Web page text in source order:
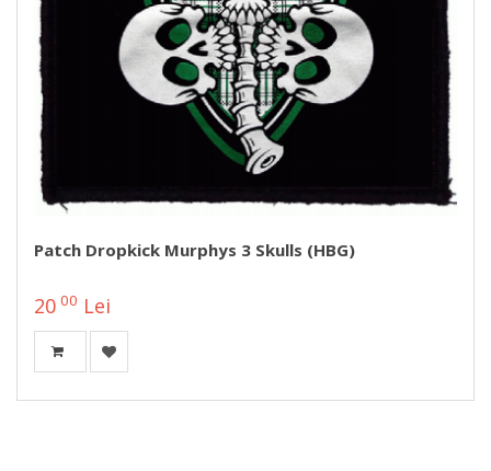
Patch Dropkick Murphys 3 Skulls (HBG)
20 00 Lei